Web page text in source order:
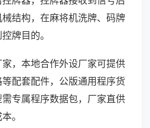
结构，在麻将机洗牌、码牌
牌目的。
，本地合作外设厂家可提供
配套配件，公版通用程序货
专属程序数据包，厂家直供
。